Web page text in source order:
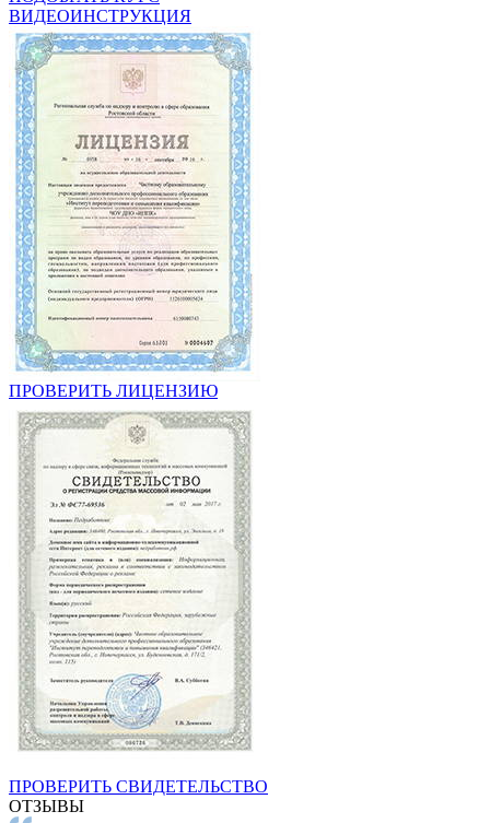
ВИДЕОИНСТРУКЦИЯ
ПРОВЕРИТЬ ЛИЦЕНЗИЮ
ПРОВЕРИТЬ СВИДЕТЕЛЬСТВО
ОТЗЫВЫ